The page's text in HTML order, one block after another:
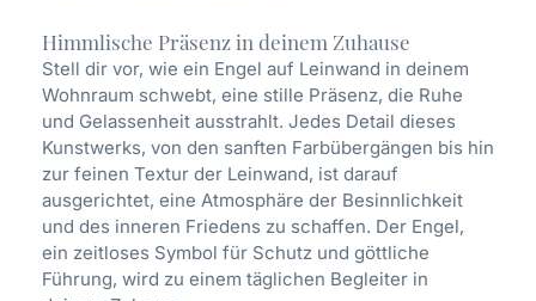
Himmlische Präsenz in deinem Zuhause
Stell dir vor, wie ein Engel auf Leinwand in deinem
Wohnraum schwebt, eine stille Präsenz, die Ruhe
und Gelassenheit ausstrahlt. Jedes Detail dieses
Kunstwerks, von den sanften Farbübergängen bis hin
zur feinen Textur der Leinwand, ist darauf
ausgerichtet, eine Atmosphäre der Besinnlichkeit
und des inneren Friedens zu schaffen. Der Engel,
ein zeitloses Symbol für Schutz und göttliche
Führung, wird zu einem täglichen Begleiter in